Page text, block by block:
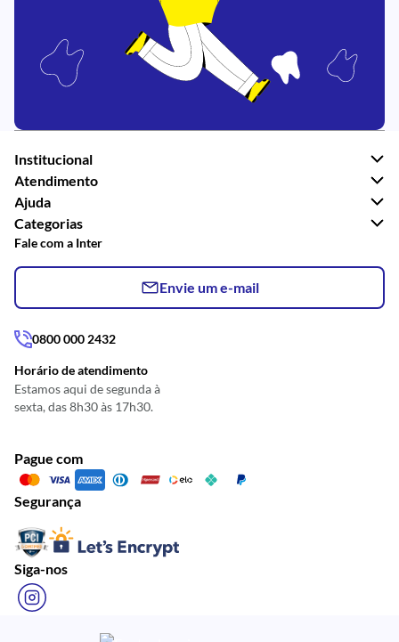
Institucional
Atendimento
Ajuda
Categorias
Fale com a Inter
Envie um e-mail
0800 000 2432
Horário de atendimento
Estamos aqui de segunda à
sexta, das 8h30 às 17h30.
Pague com
Segurança
Siga-nos